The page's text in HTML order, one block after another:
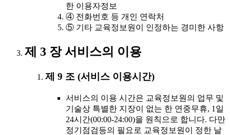
한 이용자정보
④ 전화번호 등 개인 연락처
⑤ 기타 교육정보원이 인정하는 경미한 사항
제 3 장 서비스의 이용
제 9 조 (서비스 이용시간)
서비스의 이용 시간은 교육정보원의 업무 및
기술상 특별한 지장이 없는 한 연중무휴, 1일
24시간(00:00-24:00)을 원칙으로 합니다. 다만
정기점검등의 필요로 교육정보원이 정한 날